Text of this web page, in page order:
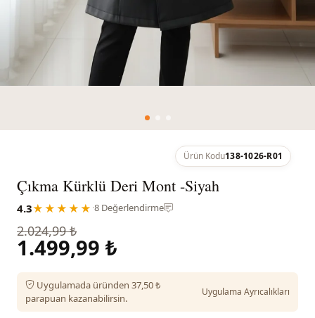
Ürün Kodu138-1026-R01
Çıkma Kürklü Deri Mont -Siyah
4.3★★★★★ ·8 Değerlendirme
2.024,99 ₺
1.499,99 ₺
Uygulamada üründen 37,50 ₺
parapuan kazanabilirsin.
Uygulama Ayrıcalıkları